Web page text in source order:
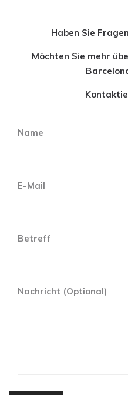
Haben Sie
Möchten Sie mehr
Name
E-Mail
Betreff
Nachricht (Optional)